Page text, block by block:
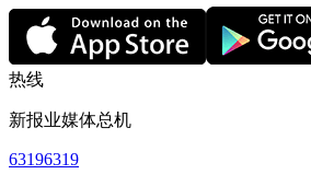
热线
新报业媒体总机
63196319